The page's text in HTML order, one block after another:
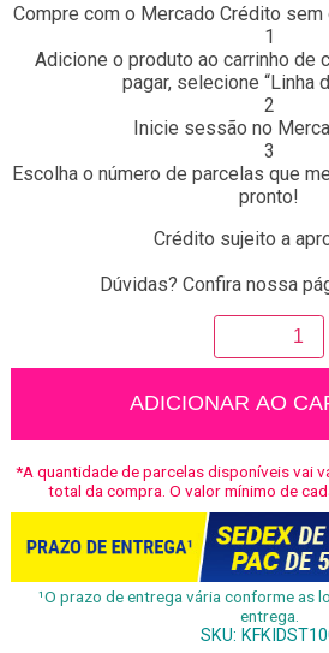
Compre com o Mercado Crédito
1
Adicione o produto ao carrinho de
pagar, selecione “Linha
2
Inicie sessão no
3
Escolha o número de parcelas que
pronto!
Crédito sujeito a
Dúvidas? Confira nossa
Mini
Luminária
Lua
Amarela
quantidade
ADICIONAR AO
*A quantidade de parcelas disponíveis vai
total da compra. O valor mínimo de
¹O prazo de entrega vária conforme as
entrega.
SKU: